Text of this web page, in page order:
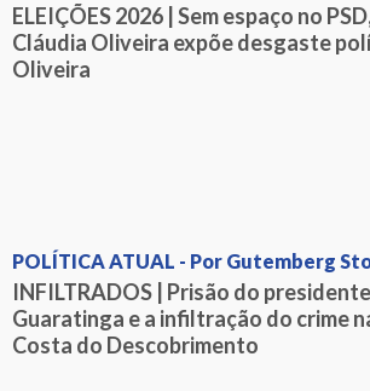
ELEIÇÕES 2026 | Sem espaço no
Cláudia Oliveira expõe desgaste
Oliveira
POLÍTICA ATUAL - Por Gutemberg
INFILTRADOS | Prisão do
Guaratinga e a infiltração do crime
Costa do Descobrimento